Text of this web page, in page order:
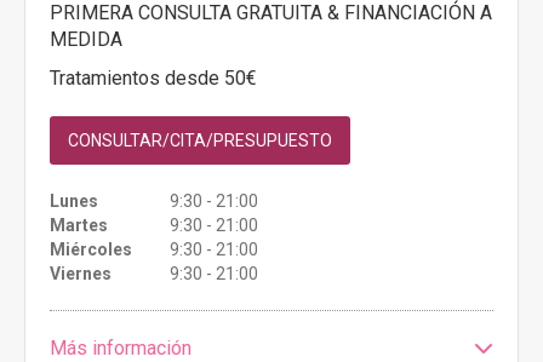
PRIMERA CONSULTA GRATUITA & FINANCIACIÓN A
MEDIDA
Tratamientos desde 50€
CONSULTAR/CITA/PRESUPUESTO
Lunes
9:30 - 21:00
Martes
9:30 - 21:00
Miércoles
9:30 - 21:00
Viernes
9:30 - 21:00
Más información